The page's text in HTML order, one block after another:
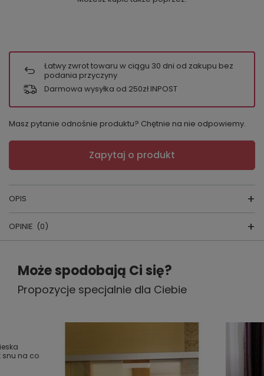
Łatwy zwrot towaru w ciągu 30 dni od zakupu bez
podania przyczyny
Darmowa wysyłka od 250zł INPOST
Masz pytanie odnośnie produktu? Chętnie na nie odpowiemy.
Zapytaj o produkt
OPIS
HALKA MELISA
kraj produkcji: POLSKA
producent : MEWA
Materiał: Jedwab Wiskozowy (100% )
OPINIE (0)
Napisz swoją opinię
Twoja ocena:
Może spodobają Ci się?
Propozycje specjalnie dla Ciebie
snu na co